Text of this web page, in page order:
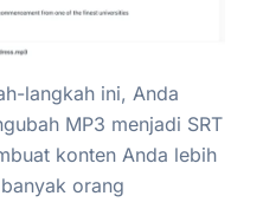
langkah ini, Anda
MP3 menjadi SRT
konten Anda lebih
orang